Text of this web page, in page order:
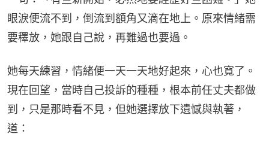
眼淚便流不到，倒流到額角又滴在地上。原來情緒需
要䆁放，她跟自己說，再難過也要過。
她每天練習，情緒便一天一天地好起來，心也寬了。
現在回望，當時自己投訴的種種，根本前任丈夫都做
到，只是那時看不見，但她選擇放下遺憾與執著，
道：